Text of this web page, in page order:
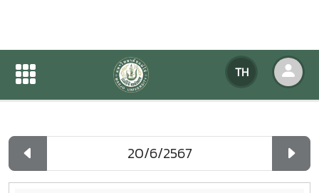
TH
ปฏิทินกิจกรรมของหน่วยงาน
ปฏิทินกิจกรรมของหน่วยงาน